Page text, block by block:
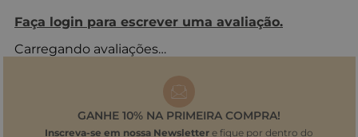
Faça login para escrever uma avaliação.
Carregando avaliações…
GANHE 10% NA PRIMEIRA COMPRA!
Inscreva-se em nossa Newsletter e fique por dentro do